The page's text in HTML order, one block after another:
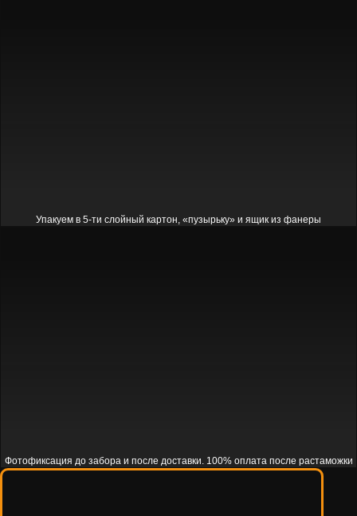
Упакуем в 5-ти слойный картон, «пузырьку» и ящик из фанеры
Фотофиксация до забора и после доставки. 100% оплата после растаможки